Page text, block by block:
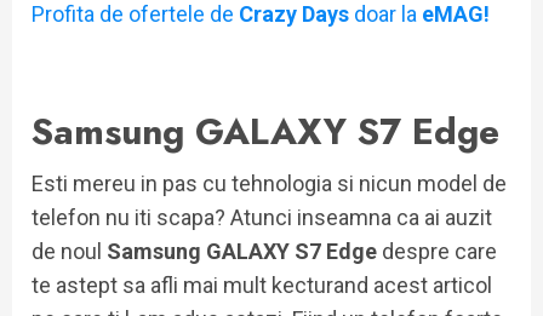
Profita de ofertele de Crazy Days doar la eMAG!
Samsung GALAXY S7 Edge
Esti mereu in pas cu tehnologia si nicun model de
telefon nu iti scapa? Atunci inseamna ca ai auzit
de noul Samsung GALAXY S7 Edge despre care
te astept sa afli mai mult kecturand acest articol